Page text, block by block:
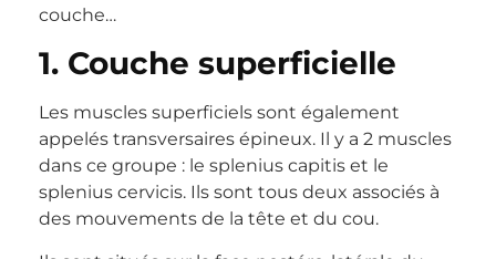
couche…
1. Couche superficielle
Les muscles superficiels sont également
appelés transversaires épineux. Il y a 2 muscles
dans ce groupe : le splenius capitis et le
splenius cervicis. Ils sont tous deux associés à
des mouvements de la tête et du cou.